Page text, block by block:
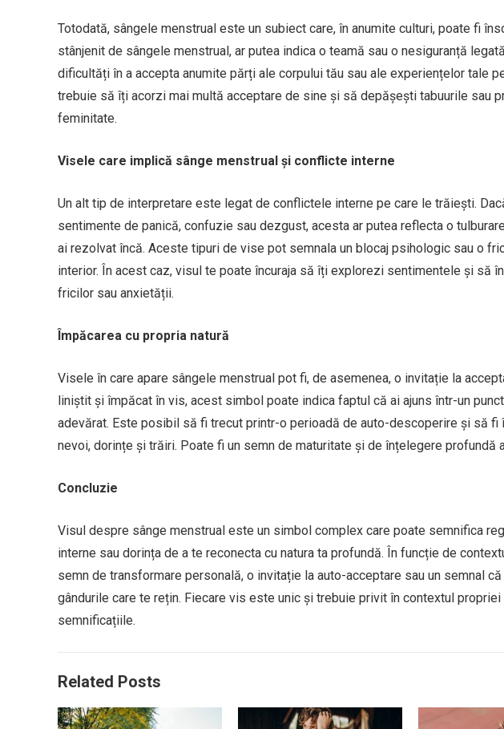
Totodată, sângele menstrual este un subiect care, în anumite culturi, poate fi
stânjenit de sângele menstrual, ar putea indica o teamă sau o nesiguranță
dificultăți în a accepta anumite părți ale corpului tău sau ale experiențelor tale
trebuie să îți acorzi mai multă acceptare de sine și să depășești tabuurile sau
feminitate.
Visele care implică sânge menstrual și conflicte interne
Un alt tip de interpretare este legat de conflictele interne pe care le trăiești.
sentimente de panică, confuzie sau dezgust, acesta ar putea reflecta o
ai rezolvat încă. Aceste tipuri de vise pot semnala un blocaj psihologic sau o
interior. În acest caz, visul te poate încuraja să îți explorezi sentimentele și să
fricilor sau anxietății.
Împăcarea cu propria natură
Visele în care apare sângele menstrual pot fi, de asemenea, o invitație la
liniștit și împăcat în vis, acest simbol poate indica faptul că ai ajuns într-un
adevărat. Este posibil să fi trecut printr-o perioadă de auto-descoperire și să
nevoi, dorințe și trăiri. Poate fi un semn de maturitate și de înțelegere profundă
Concluzie
Visul despre sânge menstrual este un simbol complex care poate semnifica
interne sau dorința de a te reconecta cu natura ta profundă. În funcție de
semn de transformare personală, o invitație la auto-acceptare sau un semnal
gândurile care te rețin. Fiecare vis este unic și trebuie privit în contextul
semnificațiile.
Related Posts